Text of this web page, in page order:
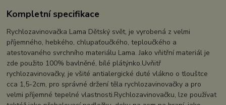
Kompletní specifikace
Rychlozavinovačka Lama Dětský svět, je vyrobená z velmi
příjemného, hebkého, chlupaťoučkého, teploučkého a
atestovaného svrchního materiálu Lama. Jako vňitřní materiál je
zde použito 100% bavlněné, bílé plátýnko.Uvňitř
rychlozavinovačky, je všité antialergické duté vlákno o tlouštce
cca 1,5-2cm, pro správné držení těla rychlozavinovačky a pro
velmi příjemné tepelné vlastnosti.Rychlozavinovačku, lze používat